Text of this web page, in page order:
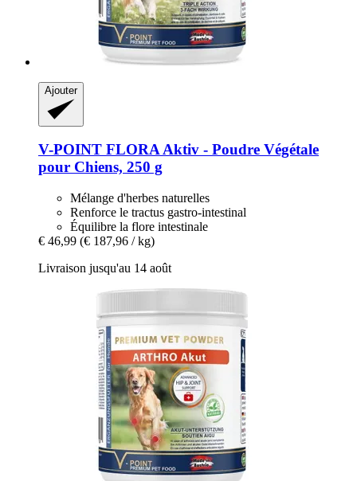
Ajouter
V-POINT FLORA Aktiv -​ Poudre Végétale
pour Chiens, 250 g
Mélange d'herbes naturelles
Renforce le tractus gastro-intestinal
Équilibre la flore intestinale
€ 46,99 (€ 187,96 / kg)
Livraison jusqu'au 14 août